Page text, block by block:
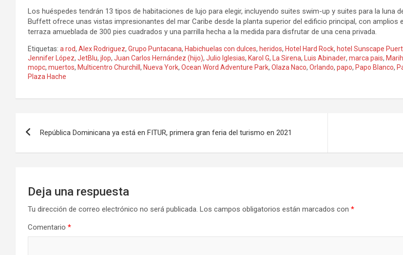
Los huéspedes tendrán 13 tipos de habitaciones de lujo para elegir, incluyendo suites swim-up y suites para la luna
Buffett ofrece unas vistas impresionantes del mar Caribe desde la planta superior del edificio principal, con
terraza amueblada de 300 pies cuadrados y una parrilla hecha a la medida para disfrutar de una cena privada.
Etiquetas: a rod, Alex Rodriguez, Grupo Puntacana, Habichuelas con dulces, heridos, Hotel Hard Rock, hotel Sunscape
Jennifer López, JetBlu, jlop, Juan Carlos Hernández (hijo), Julio Iglesias, Karol G, La Sirena, Luis Abinader, marca pais,
mopc, muertos, Multicentro Churchill , Nueva York, Ocean Word Adventure Park, Olaza Naco, Orlando, papo, Papo Blanco,
Plaza Hache
República Dominicana ya está en FITUR, primera gran feria del turismo en 2021
Deja una respuesta
Tu dirección de correo electrónico no será publicada. Los campos obligatorios están marcados con *
Comentario *